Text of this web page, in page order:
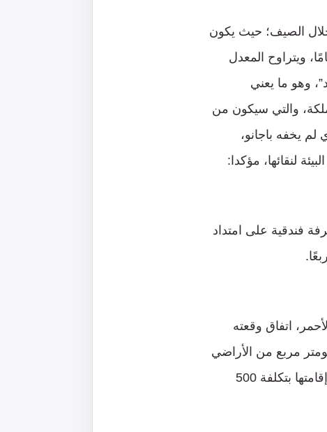
خلال الصيف؛ حيث يكون
ويتراوح المعدل
وهو ما يعني
والتي سيكون من
يخفه باجانو،
لنقائها، مؤكدا:
في عام 2030؛ على أن يضم ما يصل إلى 8 آلاف غرفة فندقية على امتداد
اتفاق وقعته
مصر بألف كيلومتر مربع من الأراضي
في جنوب سيناء لتكون ضمن مدينة نيوم العملاقة التي أعلنت السعودية اعتزامها إقامتها بتكلفة 500